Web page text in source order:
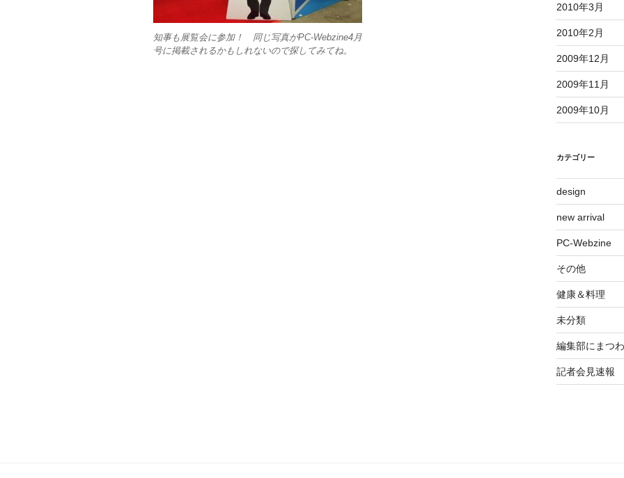
知事も展覧会に参加！ 同じ写真がPC-Webzine4月
号に掲載されるかもしれないので探してみてね。
2010年3月
2010年2月
2009年12月
2009年11月
2009年10月
カテゴリー
design
new arrival
PC-Webzine
その他
健康＆料理
未分類
編集部にまつ
記者会見速報